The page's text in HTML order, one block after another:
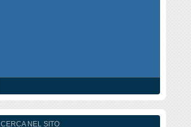
CERCA NEL SITO